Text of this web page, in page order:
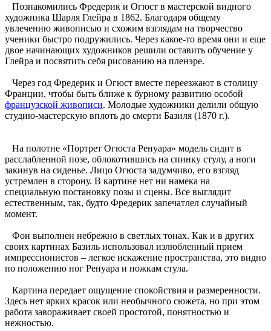
Познакомились Фредерик и Огюст в мастерской видного
художника Шарля Глейра в 1862. Благодаря общему
увлечению живописью и схожим взглядам на творчество
ученики быстро подружились. Через какое-то время они и еще
двое начинающих художников решили оставить обучение у
Глейра и посвятить себя рисованию на пленэре.
Через год Фредерик и Огюст вместе переезжают в столицу
Франции, чтобы быть ближе к бурному развитию особой
французской живописи. Молодые художники делили общую
студию-мастерскую вплоть до смерти Базиля (1870 г.).
На полотне «Портрет Огюста Ренуара» модель сидит в
расслабленной позе, облокотившись на спинку стулу, а ноги
закинув на сиденье. Лицо Огюста задумчиво, его взгляд
устремлен в сторону. В картине нет ни намека на
специальную постановку позы и сцены. Все выглядит
естественным, так, будто Фредерик запечатлел случайный
момент.
Фон выполнен небрежно в светлых тонах. Как и в других
своих картинах Базиль использовал излюбленный прием
импрессионистов – легкое искажение пространства, это видно
по положению ног Ренуара и ножкам стула.
Картина передает ощущение спокойствия и размеренности.
Здесь нет ярких красок или необычного сюжета, но при этом
работа завораживает своей простотой, понятностью и
нежностью.